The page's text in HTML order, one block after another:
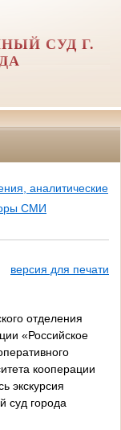
СУД Г.
аналитические
СМИ
версия для печати
отделения
«Российское
кооперации
экскурсия
суд города